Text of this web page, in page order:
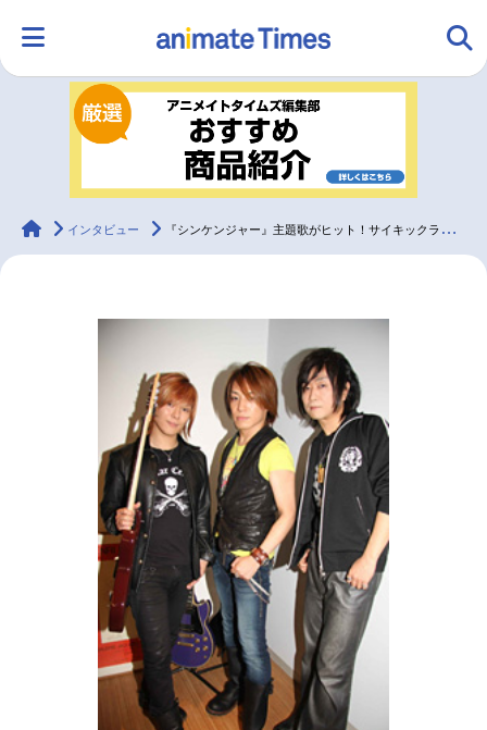
ランキング アニメ
ラジオ みんなの声
配信・Vtuber トレンド
アニメ記事一覧 声優記事一覧
アニメ映画一覧 実写化映画一覧
今期アニメ曜日別一覧
夏アニメ
冬アニメ
男性声優/女性声優一覧
animateTimes
インタビュー 『シンケンジャー』主題歌がヒット！サイキックラバー＆高取ヒデ..